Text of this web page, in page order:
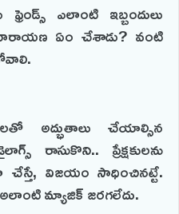
ఫ్రెండ్స్ ఎలాంటి ఇబ్బందులు
నారాయణ ఏం చేశాడు? వంటి
అద్భుతాలు చేయాల్సిన
రాసుకొని.. ప్రేక్షకులను
చేస్తే, విజయం సాధించినట్టే.
మ్యాజిక్ జరగలేదు.